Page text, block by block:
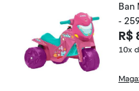
Ban
-
R$
10x